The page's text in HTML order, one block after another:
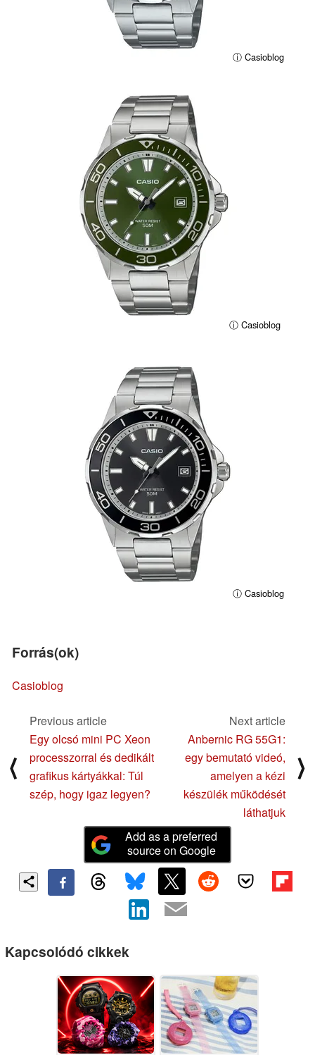
ⓘ Casioblog
ⓘ Casioblog
ⓘ Casioblog
Forrás(ok)
Casioblog
⟨
Previous article
Egy olcsó mini PC Xeon
processzorral és dedikált
grafikus kártyákkal: Túl
szép, hogy igaz legyen?
Next article
Anbernic RG 55G1:
egy bemutató videó,
amelyen a kézi
készülék működését
láthatjuk
⟩
Add as a preferred
source on Google
Kapcsolódó cikkek